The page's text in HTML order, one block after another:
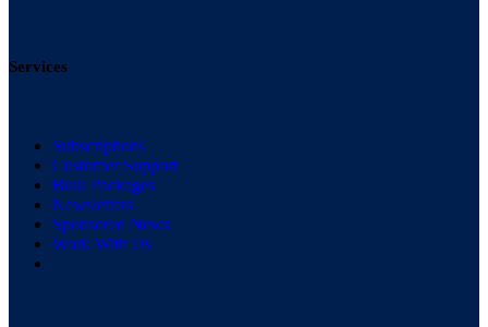
Services
Subscriptions
Customer Support
Bulk Packages
Newsletters
Sponsored News
Work With Us